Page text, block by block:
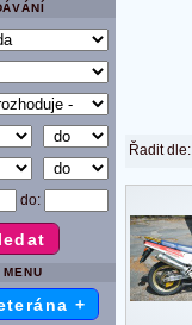
do:
+
Řadit dle: